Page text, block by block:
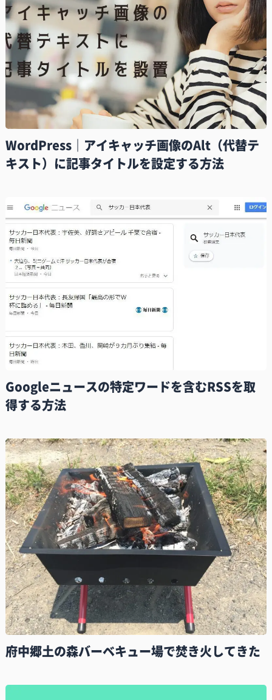
WordPress｜アイキャッチ画像のAlt（代替テ
キスト）に記事タイトルを設定する方法
Googleニュースの特定ワードを含むRSSを取
得する方法
府中郷土の森バーベキュー場で焚き火してきた